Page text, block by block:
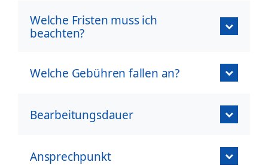
Welche Fristen muss ich
beachten?
Welche Gebühren fallen an?
Bearbeitungsdauer
Ansprechpunkt